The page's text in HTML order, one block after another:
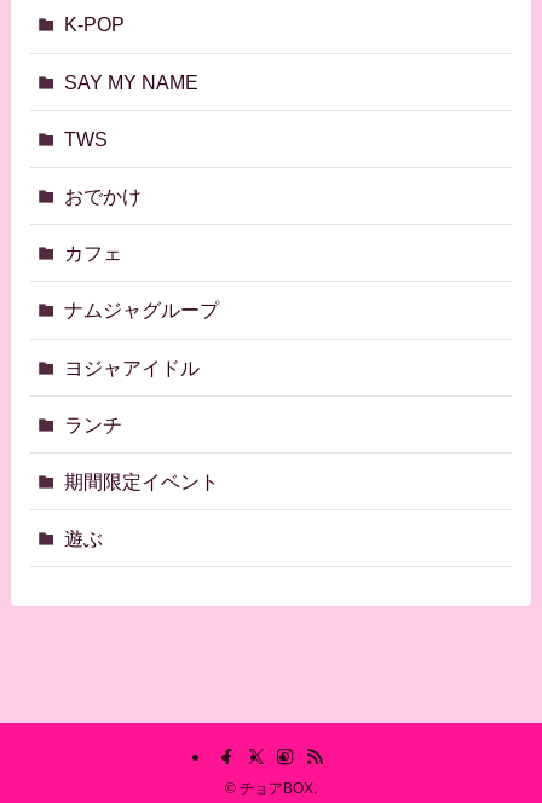
K-POP
SAY MY NAME
TWS
おでかけ
カフェ
ナムジャグループ
ヨジャアイドル
ランチ
期間限定イベント
遊ぶ
© チョアBOX.